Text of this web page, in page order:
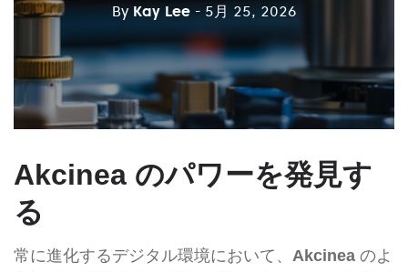
By Kay Lee - 5月 25, 2026
Akcinea のパワーを発見す
る
常に進化するデジタル環境において、 Akcinea のよ